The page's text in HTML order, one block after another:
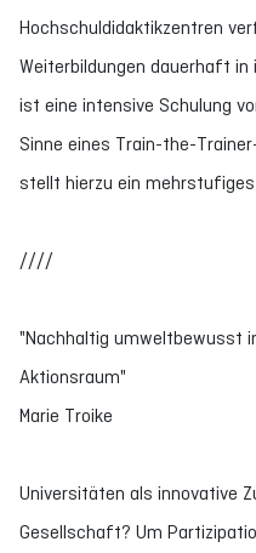
Hochschuldidaktikzentren
Weiterbildungen dauerhaft
ist eine intensive Schulung
Sinne eines Train-the-
stellt hierzu ein mehrstufiges
////
"Nachhaltig umweltbewusst
Aktionsraum"
Marie Troike
Universitäten als innovative
Gesellschaft? Um